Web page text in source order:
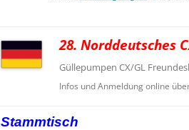
28. Norddeutsches
Güllepumpen CX/GL
Infos und Anmeldung online
Stammtisch